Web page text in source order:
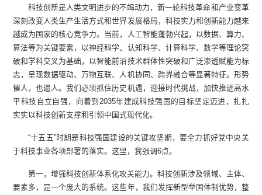
科技创新是人类文明进步的不竭动力，新一轮科技革命和产业变革
深刻改变人类生产生活方式和世界发展格局，科技实力和创新能力越来
越成为国家的核心竞争力。当前，人工智能蓬勃兴起，以数据、算力、
算法等为关键要素，以神经科学、认知科学、计算科学、数学等理论突
破和学科交叉为基础，以智能前沿技术群体性突破和广泛渗透赋能为标
志，呈现数据驱动、万物互联、人机协同、跨界融合等显著特征。形势
催人，也逼人。我们必须抓住历史机遇，迎接时代挑战，加快推进高水
平科技自立自强，向着到2035年建成科技强国的目标坚定迈进，扎扎
实实以科技创新支撑和引领中国式现代化。
“十五五”时期是科技强国建设的关键攻坚期，要全力抓好党中央关
于科技事业各项部署的落实。这里，我强调6点。
第一，增强科技创新体系化攻关能力。科技创新涉及领域、主体、
要素多，是一个庞大的系统。这些年，我们发挥新型举国体制优势，整